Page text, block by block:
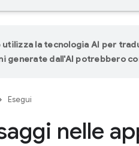
utilizza la tecnologia AI per
generate dall'AI potrebbero
Esegui
nelle